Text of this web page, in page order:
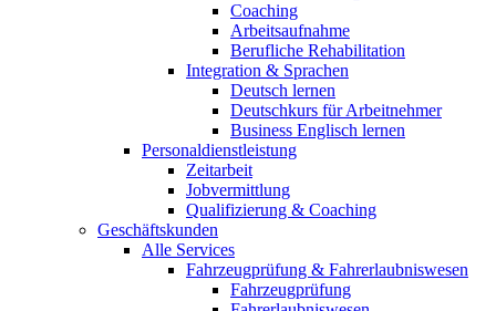
Coaching
Arbeitsaufnahme
Berufliche Rehabilitation
Integration & Sprachen
Deutsch lernen
Deutschkurs für Arbeitnehmer
Business Englisch lernen
Personaldienstleistung
Zeitarbeit
Jobvermittlung
Qualifizierung & Coaching
Geschäftskunden
Alle Services
Fahrzeugprüfung & Fahrerlaubniswesen
Fahrzeugprüfung